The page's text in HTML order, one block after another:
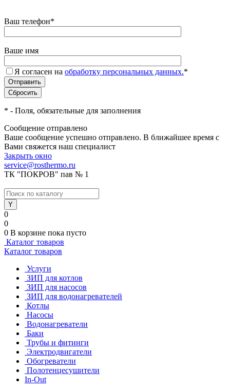
Ваш телефон*
Ваше имя
Я согласен на обработку персональных данных.*
* - Поля, обязательные для заполнения
Сообщение отправлено
Ваше сообщение успешно отправлено. В ближайшее время с
Вами свяжется наш специалист
Закрыть окно
service@rosthermo.ru
ТК "ПОКРОВ" пав № 1
0
0
0 В корзине пока пусто
Каталог товаров
Каталог товаров
Услуги
ЗИП для котлов
ЗИП для насосов
ЗИП для водонагревателей
Котлы
Насосы
Водонагреватели
Баки
Трубы и фитинги
Электродвигатели
Обогреватели
Полотенцесушители
In-Out